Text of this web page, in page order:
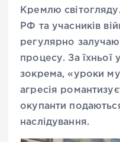
Кремлю
РФ та учасників
регулярно
процесу. За їхньої
зокрема, «уроки
агресія
окупанти
наслідування.